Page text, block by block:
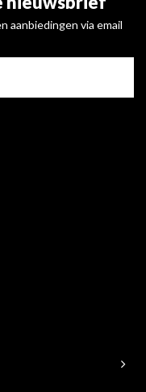
aanbiedingen via email